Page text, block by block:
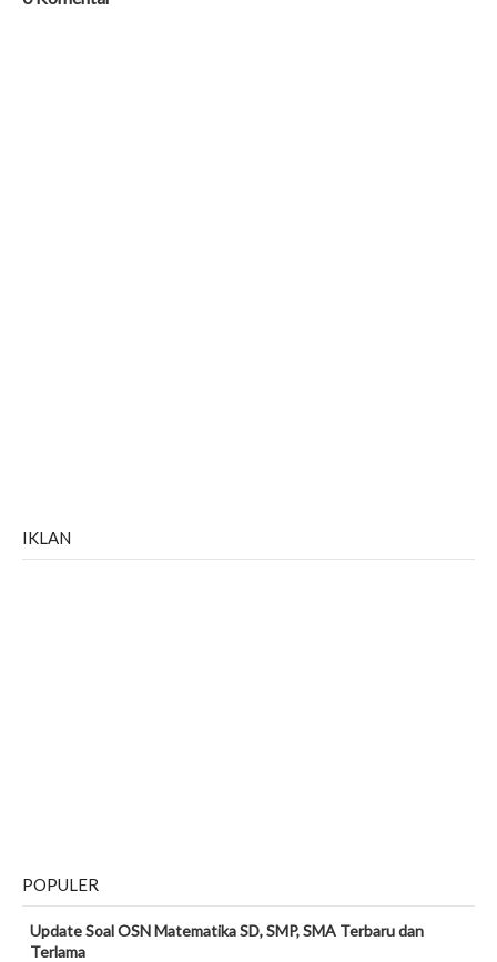
IKLAN
POPULER
Update Soal OSN Matematika SD, SMP, SMA Terbaru dan
Terlama